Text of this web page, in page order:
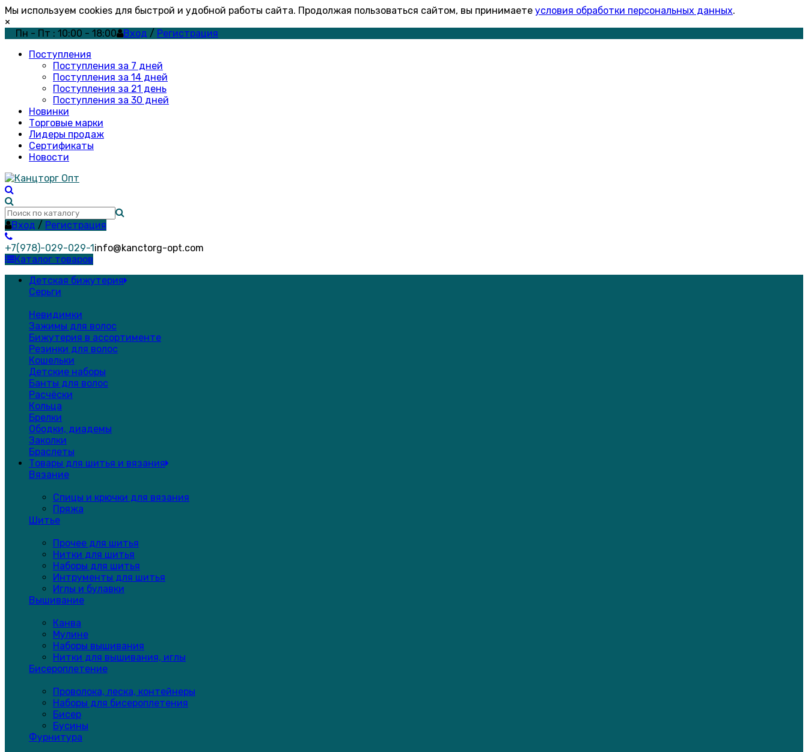
Мы используем cookies для быстрой и удобной работы сайта. Продолжая пользоваться сайтом, вы принимаете условия обработки персональных данных.
×
Пн - Пт : 10:00 - 18:00
Вход / Регистрация
Поступления
Поступления за 7 дней
Поступления за 14 дней
Поступления за 21 день
Поступления за 30 дней
Новинки
Торговые марки
Лидеры продаж
Сертификаты
Новости
Вход / Регистрация
+7(978)-029-029-1info@kanctorg-opt.com
Каталог товаров
Детская бижутерия
Серьги
Невидимки
Зажимы для волос
Бижутерия в ассортименте
Резинки для волос
Кошельки
Детские наборы
Банты для волос
Расчёски
Кольца
Брелки
Ободки, диадемы
Заколки
Браслеты
Товары для шитья и вязания
Вязание
Спицы и крючки для вязания
Пряжа
Шитье
Прочее для шитья
Нитки для шитья
Наборы для шитья
Интрументы для шитья
Иглы и булавки
Вышивание
Канва
Мулине
Наборы вышивания
Нитки для вышивания, иглы
Бисероплетение
Проволока, леска, контейнеры
Наборы для бисероплетения
Бисер
Бусины
Фурнитура